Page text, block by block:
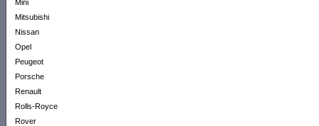
Mini
Mitsubishi
Nissan
Opel
Peugeot
Porsche
Renault
Rolls-Royce
Rover